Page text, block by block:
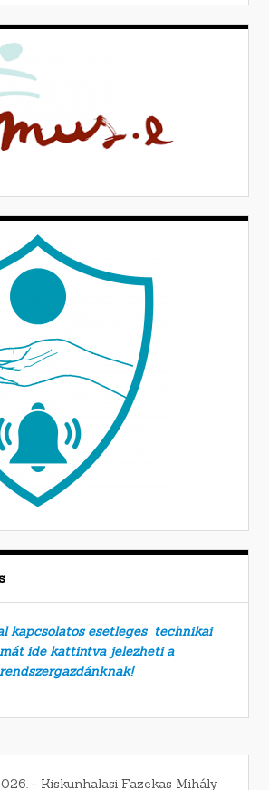
kapcsolatos esetleges technikai
ide kattintva jelezheti a
rendszergazdánknak!
− Kiskunhalasi Fazekas Mihály